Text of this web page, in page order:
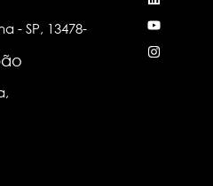
- SP, 13478-